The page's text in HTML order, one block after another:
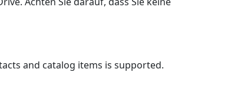
and catalog items is supported.